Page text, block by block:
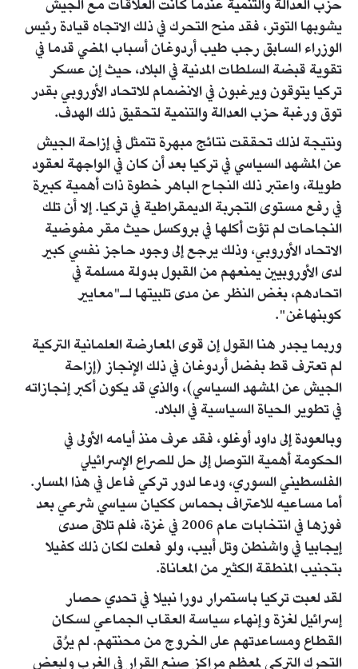
حزب العدالة والتنمية عندما كانت العلاقات مع الجيش
يشوبها التوتر، فقد منح التحرك في ذلك الاتجاه قيادة رئيس
الوزراء السابق رجب طيب أردوغان أسباب المضي قدما في
تقوية قبضة السلطات المدنية في البلاد، حيث إن عسكر
تركيا يتوقون ويرغبون في الانضمام للاتحاد الأوروبي بقدر
توق ورغبة حزب العدالة والتنمية لتحقيق ذلك الهدف.
ونتيجة لذلك تحققت نتائج مبهرة تتمثل في إزاحة الجيش
عن المشهد السياسي في تركيا بعد أن كان في الواجهة لعقود
طويلة، واعتبر ذلك النجاح الباهر خطوة ذات أهمية كبيرة
في رفع مستوى التجربة الديمقراطية في تركيا. إلا أن تلك
النجاحات لم تؤت أكلها في بروكسل حيث مقر مفوضية
الاتحاد الأوروبي، وذلك يرجع إلى وجود حاجز نفسي كبير
لدى الأوروبيين يمنعهم من القبول بدولة مسلمة في
اتحادهم، بغض النظر عن مدى تلبيتها لـ"معايير
كوبنهاغن".
وربما يجدر هنا القول إن قوى المعارضة العلمانية التركية
لم تعترف قط بفضل أردوغان في ذلك الإنجاز (إزاحة
الجيش عن المشهد السياسي)، والذي قد يكون أكبر إنجازاته
في تطوير الحياة السياسية في البلاد.
وبالعودة إلى داود أوغلو، فقد عرف منذ أيامه الأولى في
الحكومة أهمية التوصل إلى حل للصراع الإسرائيلي
الفلسطيني السوري، ودعا لدور تركي فاعل في هذا المسار.
أما مساعيه للاعتراف بحماس ككيان سياسي شرعي بعد
فوزها في انتخابات عام 2006 في غزة، فلم تلاق صدى
إيجابيا في واشنطن وتل أبيب، ولو فعلت لكان ذلك كفيلا
بتجنيب المنطقة الكثير من المعاناة.
لقد لعبت تركيا باستمرار دورا نبيلا في تحدي حصار
إسرائيل لغزة وإنهاء سياسة العقاب الجماعي لسكان
القطاع ومساعدتهم على الخروج من محنتهم. لم يرُق